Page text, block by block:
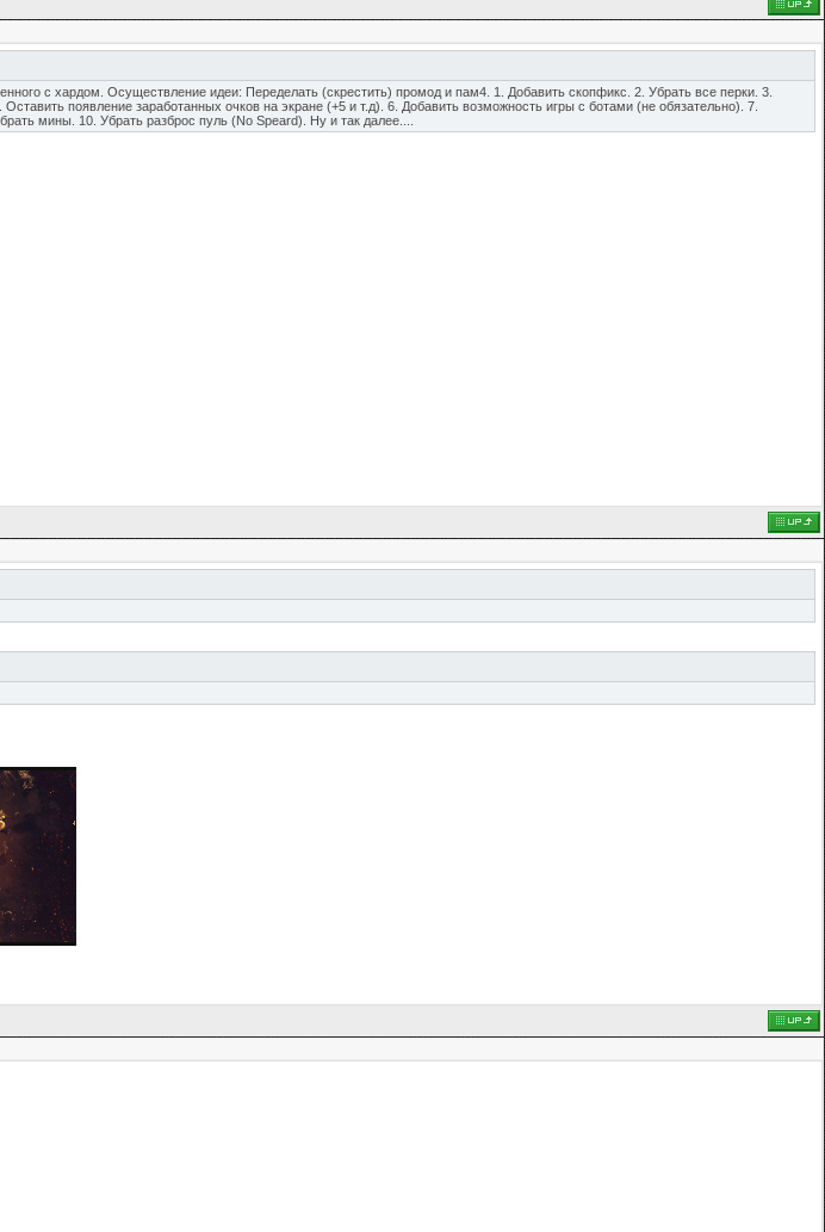
с хардом. Осуществление идеи: Переделать (скрестить) промод и пам4. 1. Добавить скопфикс. 2. Убрать все перки. 3.
появление заработанных очков на экране (+5 и т.д). 6. Добавить возможность игры с ботами (не обязательно). 7.
мины. 10. Убрать разброс пуль (No Speard). Ну и так далее....